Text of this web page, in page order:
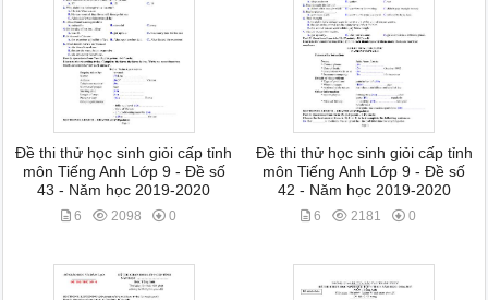
Đề thi thử học sinh giỏi cấp tỉnh
môn Tiếng Anh Lớp 9 - Đề số
43 - Năm học 2019-2020
6 2098 0
Đề thi thử học sinh giỏi cấp tỉnh
môn Tiếng Anh Lớp 9 - Đề số
42 - Năm học 2019-2020
6 2181 0